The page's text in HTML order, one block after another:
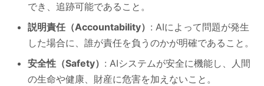
でき、追跡可能であること。
説明責任（Accountability） : AIによって問題が発生
した場合に、誰が責任を負うのかが明確であること。
安全性（Safety） : AIシステムが安全に機能し、人間
の生命や健康、財産に危害を加えないこと。